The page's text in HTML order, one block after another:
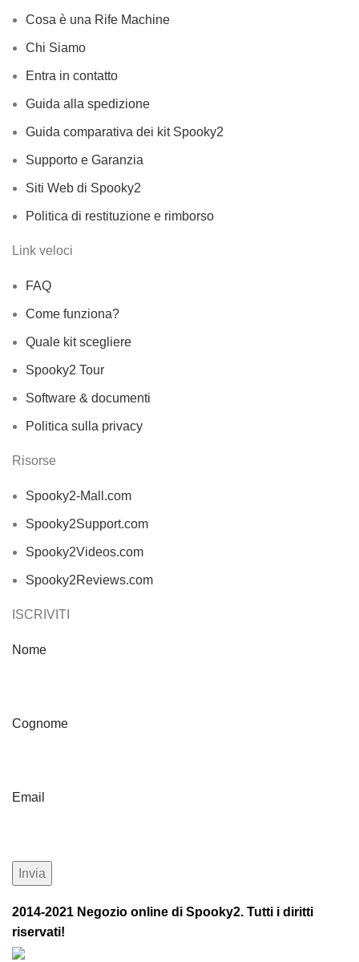
Cosa è una Rife Machine
Chi Siamo
Entra in contatto
Guida alla spedizione
Guida comparativa dei kit Spooky2
Supporto e Garanzia
Siti Web di Spooky2
Politica di restituzione e rimborso
Link veloci
FAQ
Come funziona?
Quale kit scegliere
Spooky2 Tour
Software & documenti
Politica sulla privacy
Risorse
Spooky2-Mall.com
Spooky2Support.com
Spooky2Videos.com
Spooky2Reviews.com
ISCRIVITI
Nome
Cognome
Email
2014-2021 Negozio online di Spooky2. Tutti i diritti
riservati!